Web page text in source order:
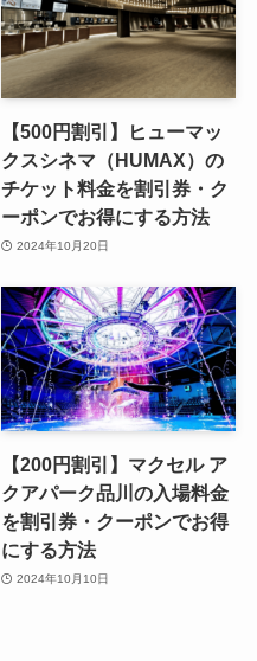
【500円割引】ヒューマッ
クスシネマ（HUMAX）の
チケット料金を割引券・ク
ーポンでお得にする方法
2024年10月20日
【200円割引】マクセル ア
クアパーク品川の入場料金
を割引券・クーポンでお得
にする方法
2024年10月10日